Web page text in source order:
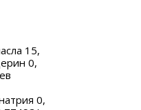
15,
0,
0,